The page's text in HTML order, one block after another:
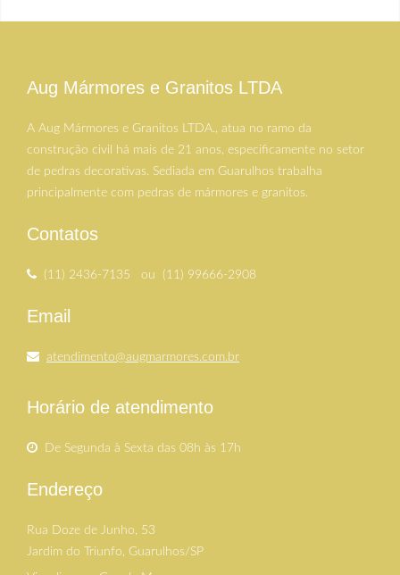
Aug Mármores e Granitos LTDA
A Aug Mármores e Granitos LTDA., atua no ramo da
construção civil há mais de 21 anos, especificamente no setor
de pedras decorativas. Sediada em Guarulhos trabalha
principalmente com pedras de mármores e granitos.
Contatos
(11) 2436-7135 ou (11) 99666-2908
Email
atendimento@augmarmores.com.br
Horário de atendimento
De Segunda à Sexta das 08h às 17h
Endereço
Rua Doze de Junho, 53
Jardim do Triunfo, Guarulhos/SP